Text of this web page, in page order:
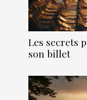
Les secrets
son billet